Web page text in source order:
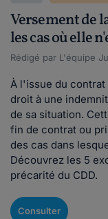
Versement de
les cas où elle
Rédigé par L'équipe
À l'issue du contrat
droit à une
de sa situation.
fin de contrat ou
des cas dans
Découvrez les 5
précarité du CDD.
Consulter